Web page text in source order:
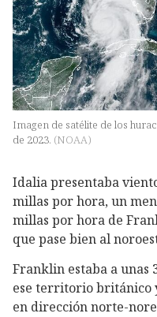
Imagen de satélite de los
de 2023. (NOAA)
Idalia presentaba
millas por hora, un
millas por hora de
que pase bien al
Franklin estaba a unas
ese territorio británico
en dirección norte-